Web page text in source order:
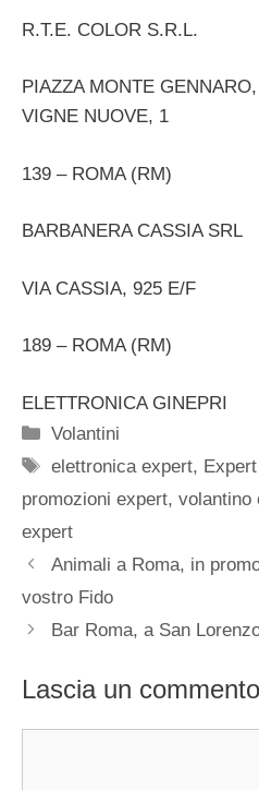
R.T.E. COLOR S.R.L.
PIAZZA MONTE
VIGNE NUOVE, 1
139 – ROMA (RM)
BARBANERA CASSIA SRL
VIA CASSIA, 925 E/F
189 – ROMA (RM)
ELETTRONICA GINEPRI
Categorie
Volantini
Tag
elettronica expert,
promozioni expert, volantino
expert
Animali a Roma, in
vostro Fido
Bar Roma, a San
Lascia un commento